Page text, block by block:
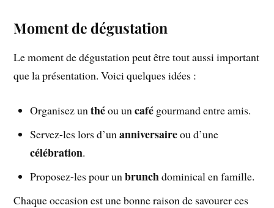
Moment de dégustation
Le moment de dégustation peut être tout aussi important
que la présentation. Voici quelques idées :
Organisez unthéou uncafé gourmand entre amis.
Servez-les lors d’unanniversaireou d’une
célébration.
Proposez-les pour unbrunchdominical en famille.
Chaque occasion est une bonne raison de savourer ces